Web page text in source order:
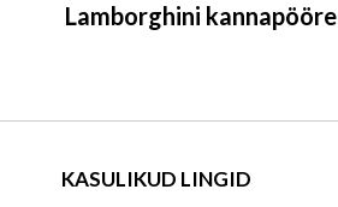
Lamborghini kannapööre
KASULIKUD LINGID